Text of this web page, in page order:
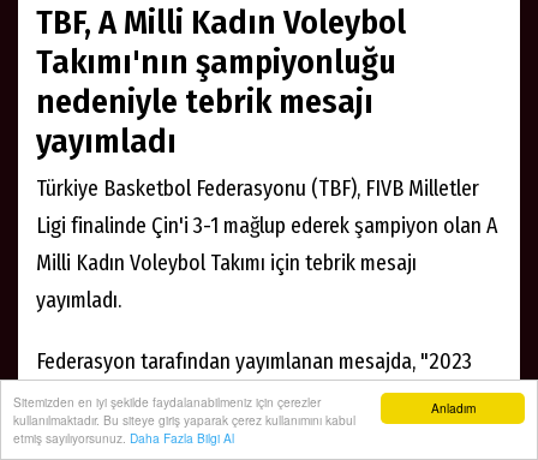
Anladım
Sitemizden en iyi şekilde faydalanabilmeniz için çerezler
kullanılmaktadır. Bu siteye giriş yaparak çerez kullanımını kabul
etmiş sayılıyorsunuz. Daha Fazla Bilgi Al
TBF, A Milli Kadın Voleybol
Takımı'nın şampiyonluğu
nedeniyle tebrik mesajı
yayımladı
Türkiye Basketbol Federasyonu (TBF), FIVB Milletler
Ligi finalinde Çin'i 3-1 mağlup ederek şampiyon olan A
Milli Kadın Voleybol Takımı için tebrik mesajı
yayımladı.
Federasyon tarafından yayımlanan mesajda, "2023
FIVB Milletler Ligi finalinde Çin'i 3-1'lik skorla mağlup
ederek şampiyonluğa uzanan ve ay-yıldızlı